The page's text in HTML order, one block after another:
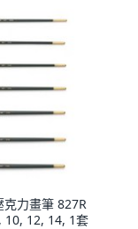
克力畫筆 827R
10, 12, 14, 1套